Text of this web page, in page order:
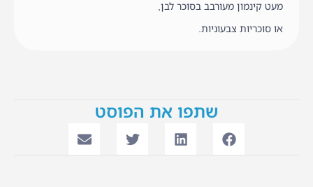
מעט קינמון מעורבב בסוכר לבן,
או סוכריות צבעוניות.
שתפו את הפוסט